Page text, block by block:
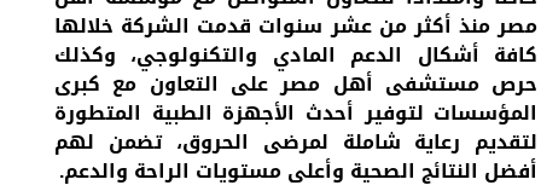
مصر منذ أكثر من عشر سنوات قدمت الشركة خلالها
كافة أشكال الدعم المادي والتكنولوجي، وكذلك
حرص مستشفى أهل مصر على التعاون مع كبرى
المؤسسات لتوفير أحدث الأجهزة الطبية المتطورة
لتقديم رعاية شاملة لمرضى الحروق، تضمن لهم
أفضل النتائج الصحية وأعلى مستويات الراحة والدعم.